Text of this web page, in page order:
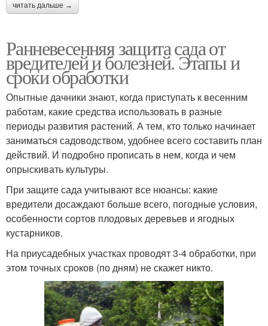
читать дальше →
Ранневесенняя защита сада от
вредителей и болезней. Этапы и
сроки обработки
Опытные дачники знают, когда приступать к весенним
работам, какие средства использовать в разные
периоды развития растений. А тем, кто только начинает
заниматься садоводством, удобнее всего составить план
действий. И подробно прописать в нем, когда и чем
опрыскивать культуры.
При защите сада учитывают все нюансы: какие
вредители досаждают больше всего, погодные условия,
особенности сортов плодовых деревьев и ягодных
кустарников.
На приусадебных участках проводят 3-4 обработки, при
этом точных сроков (по дням) не скажет никто.